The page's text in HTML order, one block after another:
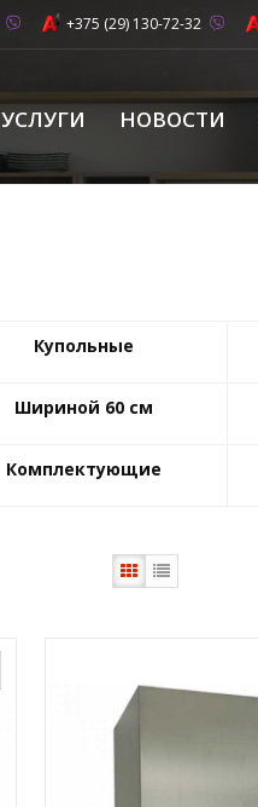
+375 (29) 130-72-32
УСЛУГИ НОВОСТИ
Купольные
Шириной 60 см
Комплектующие